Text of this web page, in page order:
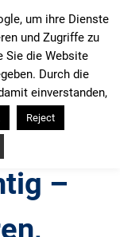
–
um ihre Dienste
und Zugriffe zu
Sie die Website
Durch die
einverstanden,
Reject